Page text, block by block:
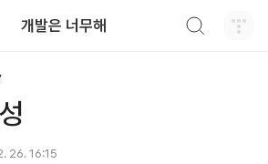
개발은 너무해
26. 16:15